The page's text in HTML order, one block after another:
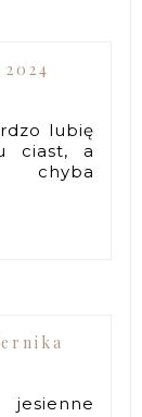
lubię
ciast, a
chyba